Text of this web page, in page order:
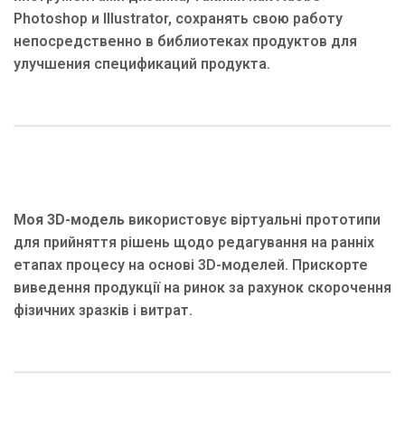
Photoshop и Illustrator, сохранять свою работу
непосредственно в библиотеках продуктов для
улучшения спецификаций продукта.
Моя 3D-модель використовує віртуальні прототипи
для прийняття рішень щодо редагування на ранніх
етапах процесу на основі 3D-моделей. Прискорте
виведення продукції на ринок за рахунок скорочення
фізичних зразків і витрат.